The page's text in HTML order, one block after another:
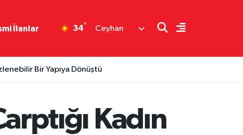
İlanlar 34° Ceyhan
Bir Yapıya Dönüştü
Kadın